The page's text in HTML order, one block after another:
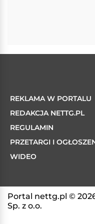
REKLAMA W PORTALU
REDAKCJA NETTG.PL
REGULAMIN
PRZETARGI I
WIDEO
Portal nettg.pl ©
Sp. z o.o.